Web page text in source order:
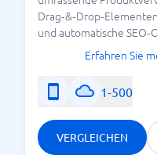
und automatische
Erfahren Sie
1-500
VERGLEICHEN